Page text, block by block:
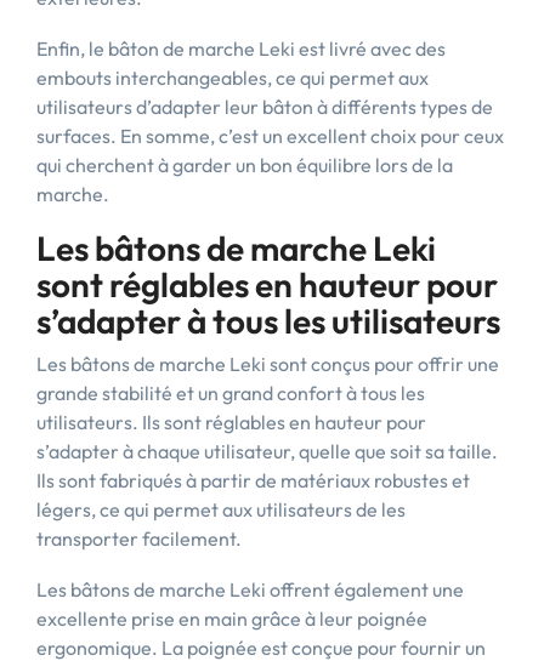
Enfin, le bâton de marche Leki est livré avec des
embouts interchangeables, ce qui permet aux
utilisateurs d’adapter leur bâton à différents types de
surfaces. En somme, c’est un excellent choix pour ceux
qui cherchent à garder un bon équilibre lors de la
marche.
Les bâtons de marche Leki
sont réglables en hauteur pour
s’adapter à tous les utilisateurs
Les bâtons de marche Leki sont conçus pour offrir une
grande stabilité et un grand confort à tous les
utilisateurs. Ils sont réglables en hauteur pour
s’adapter à chaque utilisateur, quelle que soit sa taille.
Ils sont fabriqués à partir de matériaux robustes et
légers, ce qui permet aux utilisateurs de les
transporter facilement.
Les bâtons de marche Leki offrent également une
excellente prise en main grâce à leur poignée
ergonomique. La poignée est conçue pour fournir un